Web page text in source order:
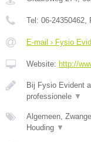
Tel: 06-24350462
E-mail › Fysio
Website: http://
Bij Fysio Evident
professionele ▼
Algemeen,
Houding ▼